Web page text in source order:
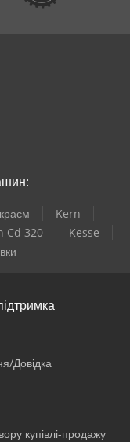
Kern
Cd 320
Kesse
Довідка
купівлі-продажу